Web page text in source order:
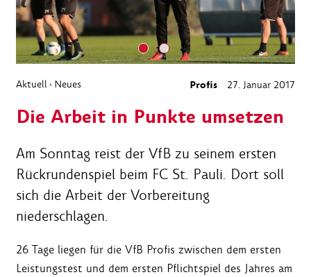
Aktuell › Neues Profis 27. Januar 2017
Die Arbeit in Punkte umsetzen
Am Sonntag reist der VfB zu seinem ersten
Rückrundenspiel beim FC St. Pauli. Dort soll
sich die Arbeit der Vorbereitung
niederschlagen.
26 Tage liegen für die VfB Profis zwischen dem ersten
Leistungstest und dem ersten Pflichtspiel des Jahres am